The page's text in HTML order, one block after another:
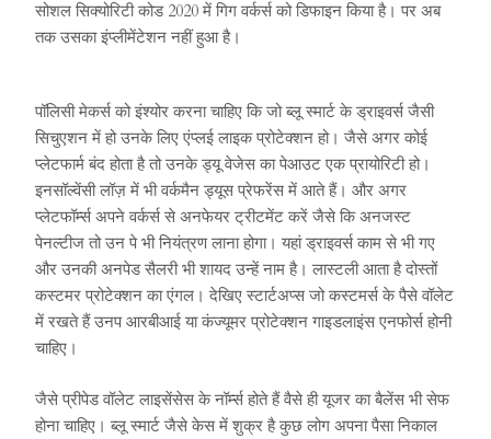
सोशल सिक्योरिटी कोड 2020 में गिग वर्कर्स को डिफाइन किया है। पर अब
तक उसका इंप्लीमेंटेशन नहीं हुआ है।
पॉलिसी मेकर्स को इंश्योर करना चाहिए कि जो ब्लू स्मार्ट के ड्राइवर्स जैसी
सिचुएशन में हो उनके लिए एंप्लई लाइक प्रोटेक्शन हो। जैसे अगर कोई
प्लेटफार्म बंद होता है तो उनके ड्यू वेजेस का पेआउट एक प्रायोरिटी हो।
इनसॉल्वेंसी लॉज़ में भी वर्कमैन ड्यूस प्रेफरेंस में आते हैं। और अगर
प्लेटफॉर्म्स अपने वर्कर्स से अनफेयर ट्रीटमेंट करें जैसे कि अनजस्ट
पेनल्टीज तो उन पे भी नियंत्रण लाना होगा। यहां ड्राइवर्स काम से भी गए
और उनकी अनपेड सैलरी भी शायद उन्हें नाम है। लास्टली आता है दोस्तों
कस्टमर प्रोटेक्शन का एंगल। देखिए स्टार्टअप्स जो कस्टमर्स के पैसे वॉलेट
में रखते हैं उनप आरबीआई या कंज्यूमर प्रोटेक्शन गाइडलाइंस एनफोर्स होनी
चाहिए।
जैसे प्रीपेड वॉलेट लाइसेंसेस के नॉर्म्स होते हैं वैसे ही यूजर का बैलेंस भी सेफ
होना चाहिए। ब्लू स्मार्ट जैसे केस में शुक्र है कुछ लोग अपना पैसा निकाल